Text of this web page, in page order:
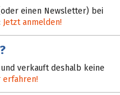
einen Newsletter) bei
Jetzt anmelden!
verkauft deshalb keine
erfahren!